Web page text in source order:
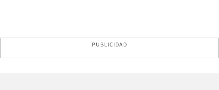
PUBLICIDAD